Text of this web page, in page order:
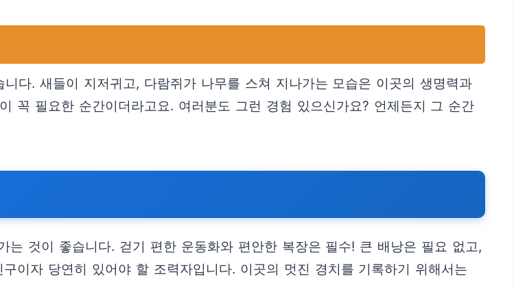
다. 새들이 지저귀고, 다람쥐가 나무를 스쳐 지나가는 모습은 이곳의 생명력과
꼭 필요한 순간이더라고요. 여러분도 그런 경험 있으신가요? 언제든지 그 순간
것이 좋습니다. 걷기 편한 운동화와 편안한 복장은 필수! 큰 배낭은 필요 없고,
이자 당연히 있어야 할 조력자입니다. 이곳의 멋진 경치를 기록하기 위해서는